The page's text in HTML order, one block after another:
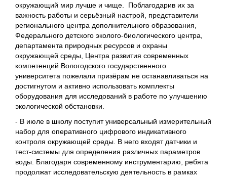
окружающий мир лучше и чище. Поблагодарив их за
важность работы и серьёзный настрой, представители
регионального центра дополнительного образования,
Федерального детского эколого-биологического центра,
департамента природных ресурсов и охраны
окружающей среды, Центра развития современных
компетенций Вологодского государственного
университета пожелали призёрам не останавливаться на
достигнутом и активно использовать комплекты
оборудования для исследований в работе по улучшению
экологической обстановки.
- В июле в школу поступит универсальный измерительный
набор для оперативного цифрового индикативного
контроля окружающей среды. В него входят датчики и
тест-системы для определения различных параметров
воды. Благодаря современному инструментарию, ребята
продолжат исследовательскую деятельность в рамках